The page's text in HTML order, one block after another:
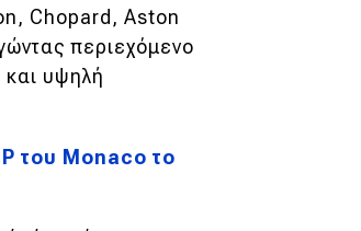
Chopard, Aston
περιεχόμενο
υψηλή
του Monaco το